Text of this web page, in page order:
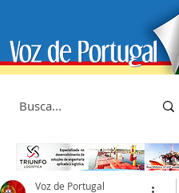
Voz de Portugal